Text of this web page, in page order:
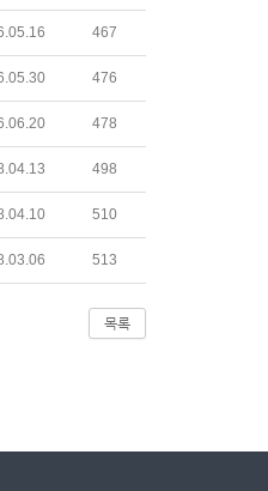
467
476
478
498
510
513
목록